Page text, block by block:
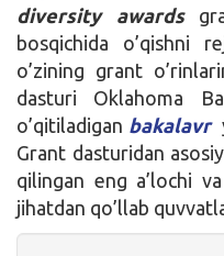
diversity awards
bosqichida o’qishni
o’zining grant
dasturi Oklahoma
o’qitiladigan bakalavr
Grant dasturidan
qilingan eng a’lochi
jihatdan qo’llab